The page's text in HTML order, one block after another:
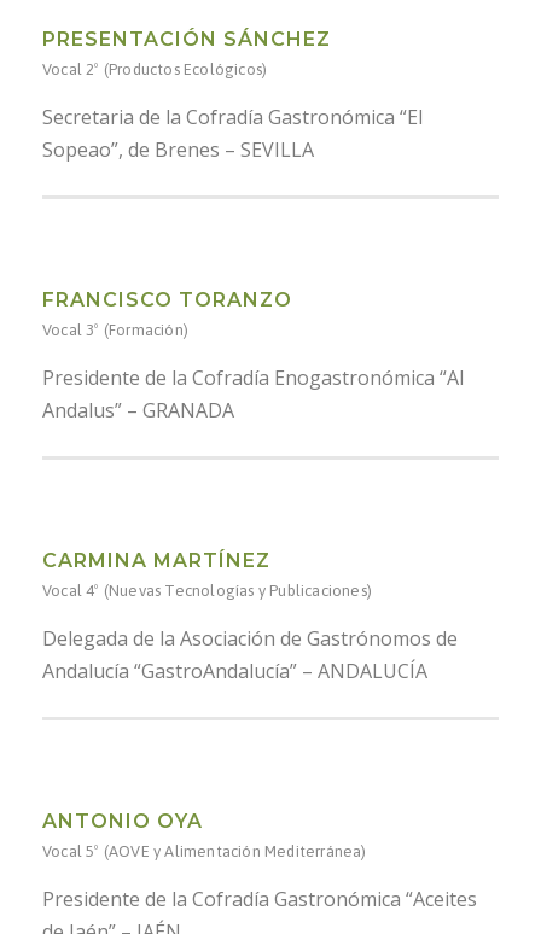
PRESENTACIÓN SÁNCHEZ
Vocal 2º (Productos Ecológicos)
Secretaria de la Cofradía Gastronómica “El
Sopeao”, de Brenes – SEVILLA
FRANCISCO TORANZO
Vocal 3º (Formación)
Presidente de la Cofradía Enogastronómica “Al
Andalus” – GRANADA
CARMINA MARTÍNEZ
Vocal 4º (Nuevas Tecnologías y Publicaciones)
Delegada de la Asociación de Gastrónomos de
Andalucía “GastroAndalucía” – ANDALUCÍA
ANTONIO OYA
Vocal 5º (AOVE y Alimentación Mediterránea)
Presidente de la Cofradía Gastronómica “Aceites